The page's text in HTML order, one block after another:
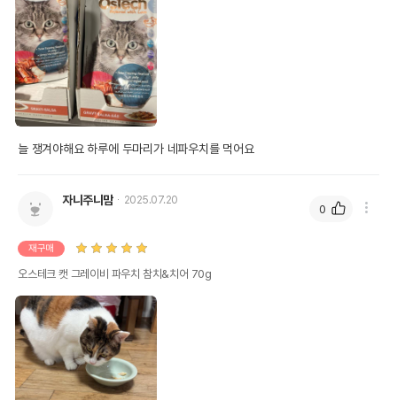
늘 쟁겨야해요 하루에 두마리가 네파우치를 먹어요
자니주니맘 2025.07.20
재구매
오스테크 캣 그레이비 파우치 참치&치어 70g
0